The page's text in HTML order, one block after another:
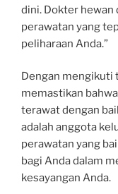
dini. Dokter hewan
perawatan yang
peliharaan Anda.”
Dengan mengikuti
memastikan
terawat dengan
adalah anggota
perawatan yang
bagi Anda dalam
kesayangan Anda.